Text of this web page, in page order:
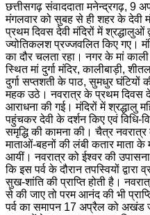
छत्तीसगढ़ संवाददाता मनेन्द्रगढ़, 9
मंगलवार को सुबह से ही शहर के देवी
प्रथम दिवस देवी मंदिरों में श्रद्धालुओं
ज्योतिकलश प्रज्जवलित किए गए।
का दौर चलता रहा। नगर के मां
स्थित मां दुर्गा मंदिर, कालीबाड़ी,
दुर्गा सप्तशती के पाठ, सुमधुर
महक उठे। नवरात्र के प्रथम दिवस
आराधना की गई। मंदिरों में श्रद्धालु
पहुंचकर देवी के दर्शन किए एवं विधि-
समृद्धि की कामना की। चैत्र
माताओं-बहनों की लंबी कतार माता
आयीं। नवरात्र को ईश्वर की उपासना
कि इस पर्व के दौरान तपस्वियों
सुख-शांति की प्राप्ति होती है।
से की जाए तो परम आनंद की भी
पर्व का समापन 17 अप्रैल को अखंड